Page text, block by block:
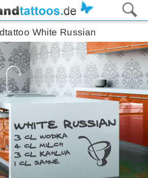
White Russian